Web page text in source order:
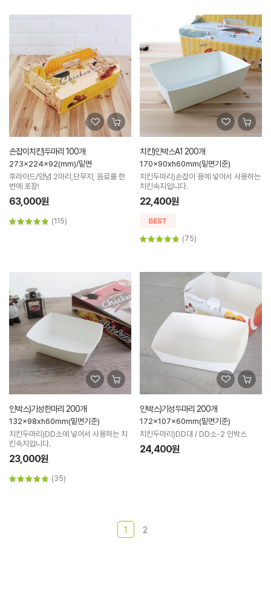
손잡이치킨)두마리 100개
273x224x92(mm)/밑면
후라이드/양념 2마리,단무지, 음료를 한
번에 포장!
63,000원
(115)
치킨)인박스A1 200개
170x90xh60mm(밑면기준)
치킨두마리)손잡이 용에 넣어서 사용하는
치킨속지입니다.
22,400원
(75)
인박스)기성한마리 200개
132x98xh60mm(밑면기준)
치킨두마리)DD소에 넣어서 사용하는 치
킨속지입니다.
23,000원
(35)
인박스)기성두마리 200개
172x107x60mm(밑면기준)
치킨두마리)DD대 / DD소-2 인박스
24,400원
1 2